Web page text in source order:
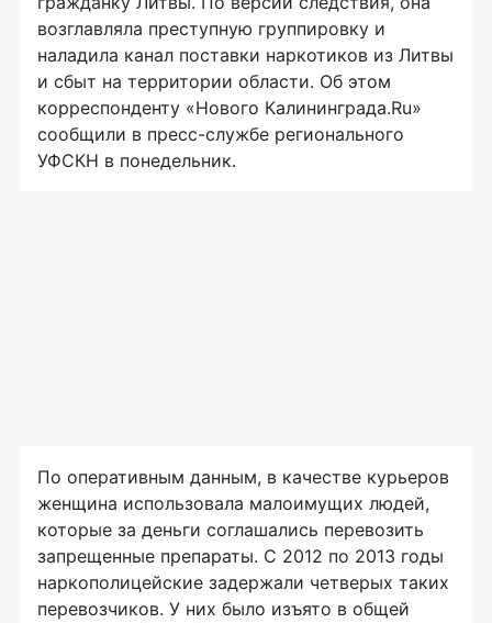
возглавляла преступную группировку и
наладила канал поставки наркотиков из Литвы
и сбыт на территории области. Об этом
корреспонденту «Нового Калининграда.Ru»
сообщили в пресс-службе регионального
УФСКН в понедельник.
По оперативным данным, в качестве курьеров
женщина использовала малоимущих людей,
которые за деньги соглашались перевозить
запрещенные препараты. С 2012 по 2013 годы
наркополицейские задержали четверых таких
перевозчиков. У них было изъято в общей